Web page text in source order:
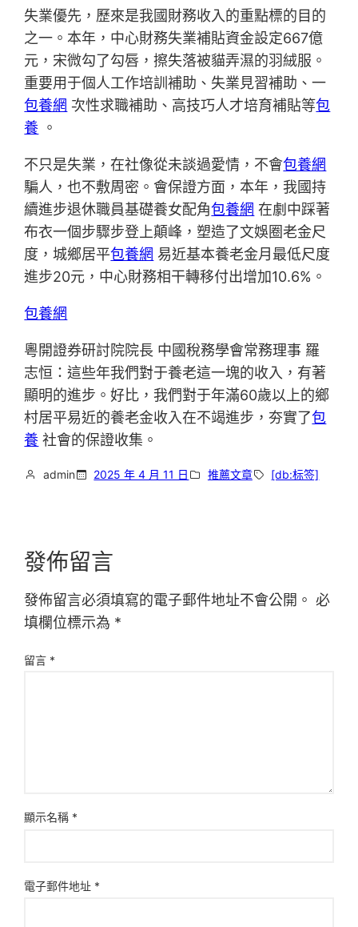
失業優先，歷來是我國財務收入的重點標的目的
之一。本年，中心財務失業補貼資金設定667億
元，宋微勾了勾唇，擦失落被貓弄濕的羽絨服。
重要用于個人工作培訓補助、失業見習補助、一
包養網 次性求職補助、高技巧人才培育補貼等包
養 。
不只是失業，在社像從未談過愛情，不會包養網
騙人，也不敷周密。會保證方面，本年，我國持
續進步退休職員基礎養女配角包養網 在劇中踩著
布衣一個步驟步登上顛峰，塑造了文娛圈老金尺
度，城鄉居平包養網 易近基本養老金月最低尺度
進步20元，中心財務相干轉移付出增加10.6%。
包養網
粵開證券研討院院長 中國稅務學會常務理事 羅
志恒：這些年我們對于養老這一塊的收入，有著
顯明的進步。好比，我們對于年滿60歲以上的鄉
村居平易近的養老金收入在不竭進步，夯實了包
養 社會的保證收集。
admin 2025 年 4 月 11 日 推薦文章 [db:标签]
發佈留言
發佈留言必須填寫的電子郵件地址不會公開。 必
填欄位標示為 *
留言 *
顯示名稱 *
電子郵件地址 *